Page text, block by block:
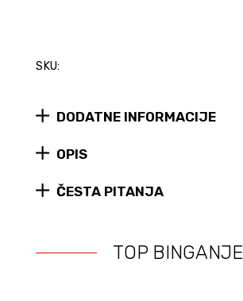
SKU:
DODATNE INFORMACIJE
OPIS
ČESTA PITANJA
TOP BINGANJE